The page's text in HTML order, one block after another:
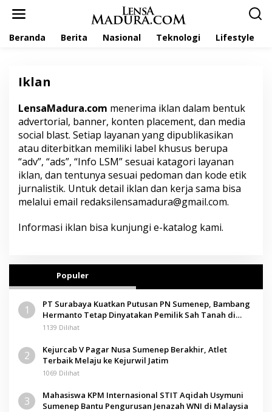
Beranda Berita Nasional Teknologi Lifestyle
Iklan
|
M
A
E
T
0
2
3
O
H
A
U
R
LensaMadura.com menerima iklan dalam bentuk
advertorial, banner, konten placement, dan media
social blast. Setiap layanan yang dipublikasikan
atau diterbitkan memiliki label khusus berupa
“adv”, “ads”, “Info LSM” sesuai katagori layanan
iklan, dan tentunya sesuai pedoman dan kode etik
jurnalistik. Untuk detail iklan dan kerja sama bisa
melalui email redaksilensamadura@gmail.com.
Informasi iklan bisa kunjungi e-katalog kami.
Populer
1
PT Surabaya Kuatkan Putusan PN Sumenep, Bambang
Hermanto Tetap Dinyatakan Pemilik Sah Tanah di
Pamolokan
1139 Dilihat
2
Kejurcab V Pagar Nusa Sumenep Berakhir, Atlet
Terbaik Melaju ke Kejurwil Jatim
1069 Dilihat
3
Mahasiswa KPM Internasional STIT Aqidah Usymuni
Sumenep Bantu Pengurusan Jenazah WNI di Malaysia